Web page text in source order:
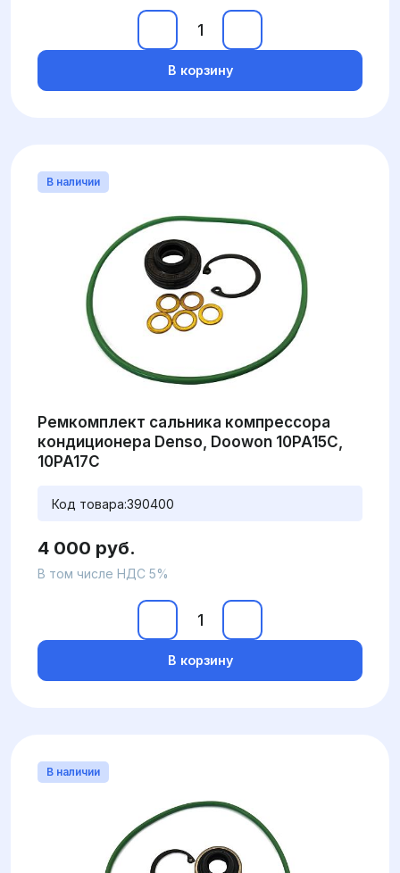
В корзину
В наличии
Ремкомплект сальника компрессора
кондиционера Denso, Doowon 10PA15C,
10PA17C
Код товара:390400
4 000 руб.
В том числе НДС 5%
В корзину
В наличии